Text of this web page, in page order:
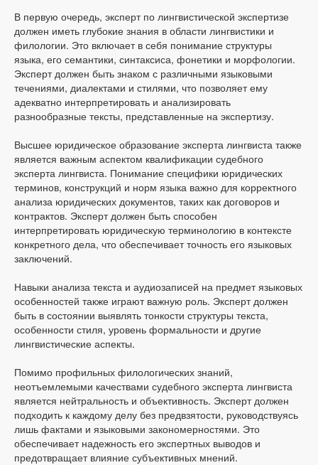
В первую очередь, эксперт по лингвистической экспертизе
должен иметь глубокие знания в области лингвистики и
филологии. Это включает в себя понимание структуры
языка, его семантики, синтаксиса, фонетики и морфологии.
Эксперт должен быть знаком с различными языковыми
течениями, диалектами и стилями, что позволяет ему
адекватно интерпретировать и анализировать
разнообразные тексты, представленные на экспертизу.
Высшее юридическое образование эксперта лингвиста также
является важным аспектом квалификации судебного
эксперта лингвиста. Понимание специфики юридических
терминов, конструкций и норм языка важно для корректного
анализа юридических документов, таких как договоров и
контрактов. Эксперт должен быть способен
интерпретировать юридическую терминологию в контексте
конкретного дела, что обеспечивает точность его языковых
заключений.
Навыки анализа текста и аудиозаписей на предмет языковых
особенностей также играют важную роль. Эксперт должен
быть в состоянии выявлять тонкости структуры текста,
особенности стиля, уровень формальности и другие
лингвистические аспекты.
Помимо профильных филологических знаний,
неотъемлемыми качествами судебного эксперта лингвиста
является нейтральность и объективность. Эксперт должен
подходить к каждому делу без предвзятости, руководствуясь
лишь фактами и языковыми закономерностями. Это
обеспечивает надежность его экспертных выводов и
предотвращает влияние субъективных мнений.